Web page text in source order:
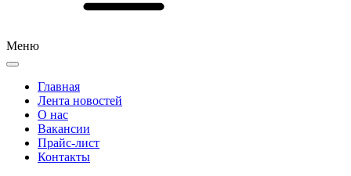
Меню
Главная
Лента новостей
О нас
Вакансии
Прайс-лист
Контакты